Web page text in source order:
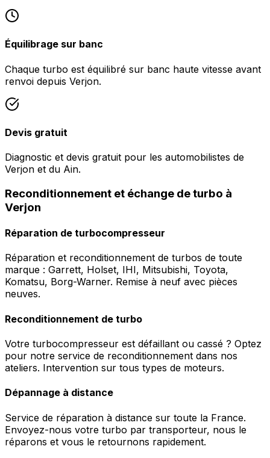
Équilibrage sur banc
Chaque turbo est équilibré sur banc haute vitesse avant
renvoi depuis Verjon.
Devis gratuit
Diagnostic et devis gratuit pour les automobilistes de
Verjon et du Ain.
Reconditionnement et échange de turbo à
Verjon
Réparation de turbocompresseur
Réparation et reconditionnement de turbos de toute
marque : Garrett, Holset, IHI, Mitsubishi, Toyota,
Komatsu, Borg-Warner. Remise à neuf avec pièces
neuves.
Reconditionnement de turbo
Votre turbocompresseur est défaillant ou cassé ? Optez
pour notre service de reconditionnement dans nos
ateliers. Intervention sur tous types de moteurs.
Dépannage à distance
Service de réparation à distance sur toute la France.
Envoyez-nous votre turbo par transporteur, nous le
réparons et vous le retournons rapidement.